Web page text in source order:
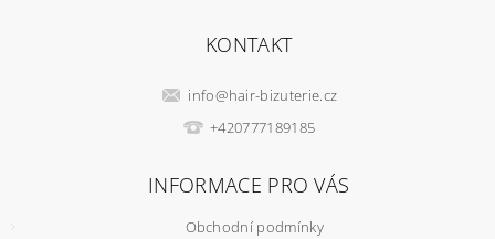
KONTAKT
info@hair-bizuterie.cz
+420777189185
INFORMACE PRO VÁS
Obchodní podmínky